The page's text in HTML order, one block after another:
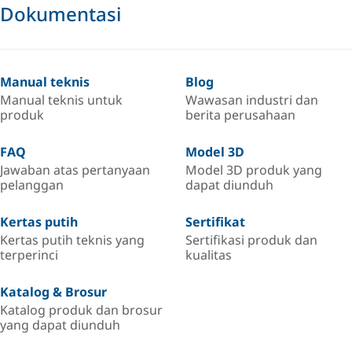
Dokumentasi
Manual teknis
Manual teknis untuk
produk
Blog
Wawasan industri dan
berita perusahaan
FAQ
Jawaban atas pertanyaan
pelanggan
Model 3D
Model 3D produk yang
dapat diunduh
Kertas putih
Kertas putih teknis yang
terperinci
Sertifikat
Sertifikasi produk dan
kualitas
Katalog & Brosur
Katalog produk dan brosur
yang dapat diunduh